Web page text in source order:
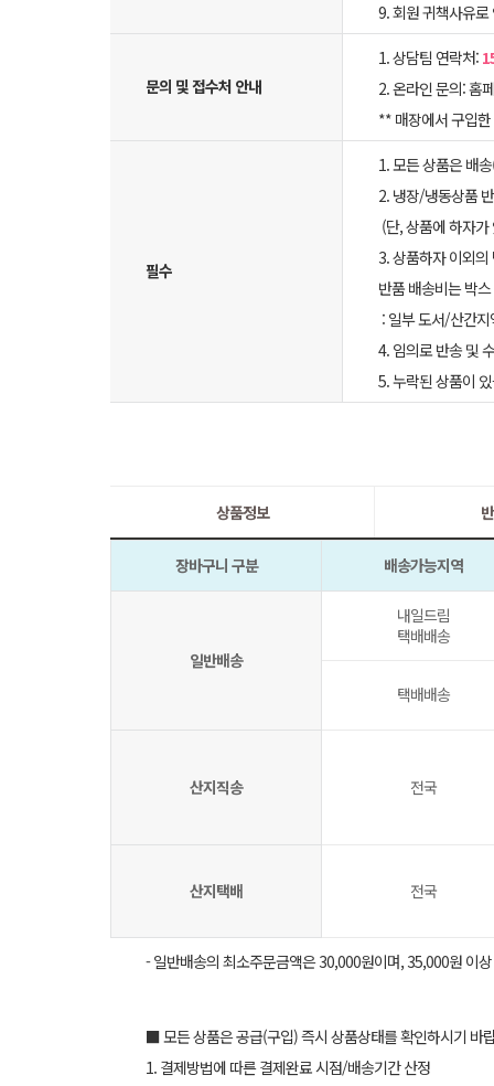
9. 회원 귀책사유
문의 및 접수처 안내
1. 상담팀 연락처:
2. 온라인 문의: 홈
** 매장에서 구입
필수
1. 모든 상품은 배
2. 냉장/냉동상품
(단, 상품에 하자
3. 상품하자 이외
반품 배송비는 박
: 일부 도서/산간
4. 임의로 반송 및
5. 누락된 상품이
상품정보
장바구니 구분 배송가능지역
일반배송
내일드림
택배배송
택배배송
산지직송 전국
산지택배 전국
- 일반배송의 최소주문금액은 30,000원이며, 35,000원 이
■ 모든 상품은 공급(구입) 즉시 상품상태를 확인하시기 바
1. 결제방법에 따른 결제완료 시점/배송기간 산정